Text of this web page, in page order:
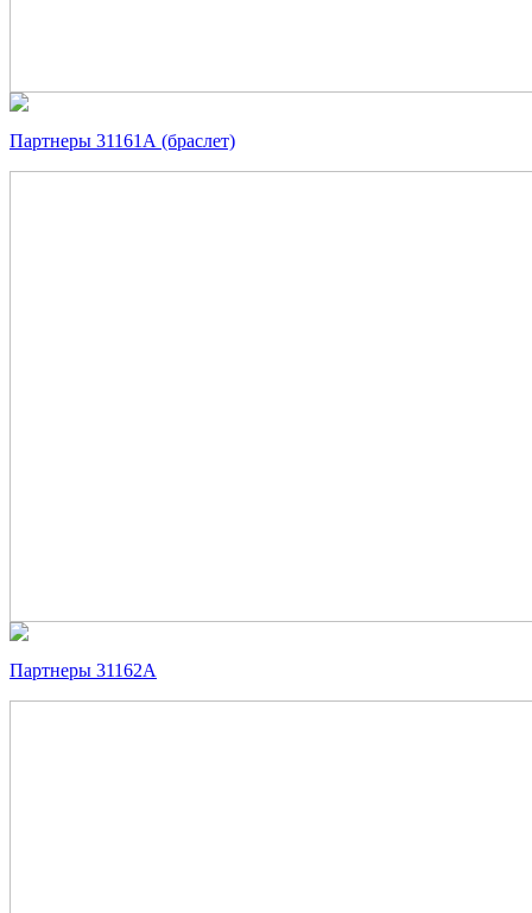
Партнеры 31161А (браслет)
Партнеры 31162А